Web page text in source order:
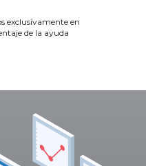
exclusivamente en
de la ayuda